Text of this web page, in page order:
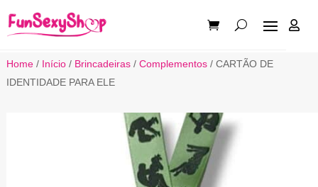

Home/ Início/ Brincadeiras/ Complementos/ CARTÃO DE
IDENTIDADE PARA ELE